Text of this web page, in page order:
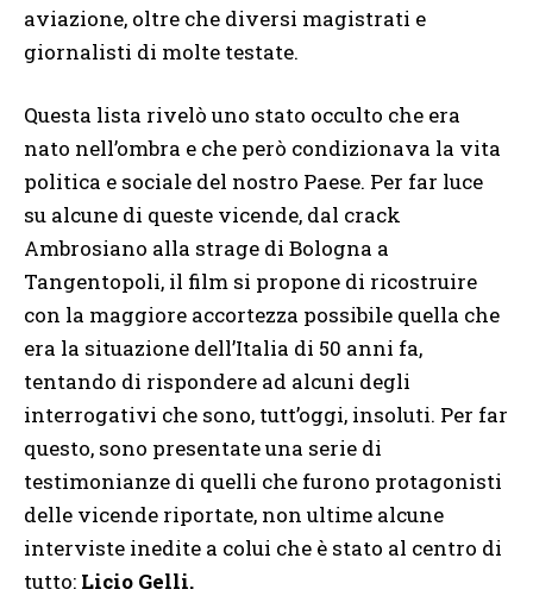
aviazione, oltre che diversi magistrati e
giornalisti di molte testate.
Questa lista rivelò uno stato occulto che era
nato nell’ombra e che però condizionava la vita
politica e sociale del nostro Paese. Per far luce
su alcune di queste vicende, dal crack
Ambrosiano alla strage di Bologna a
Tangentopoli, il film si propone di ricostruire
con la maggiore accortezza possibile quella che
era la situazione dell’Italia di 50 anni fa,
tentando di rispondere ad alcuni degli
interrogativi che sono, tutt’oggi, insoluti. Per far
questo, sono presentate una serie di
testimonianze di quelli che furono protagonisti
delle vicende riportate, non ultime alcune
interviste inedite a colui che è stato al centro di
tutto: Licio Gelli.